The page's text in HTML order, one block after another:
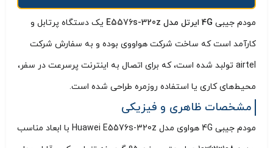
مودم جیبی 4G ایرتل مدل E5576s-320z یک دستگاه پرتابل و
کارآمد است که ساخت شرکت هواووی بوده و به سفارش شرکت
airtel تولبد شده است، که برای اتصال به اینترنت پرسرعت در سفر،
محیط‌های کاری یا استفاده روزمره طراحی شده است.
مشخصات ظاهری و فیزیکی
مودم جیبی 4G هواوی مدل Huawei E5576s-320z با ابعاد مناسب